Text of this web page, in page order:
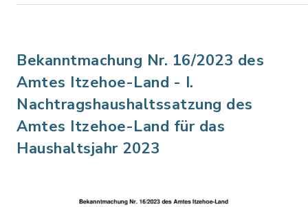
Bekanntmachung Nr. 16/2023 des
Amtes Itzehoe-Land - I.
Nachtragshaushaltssatzung des
Amtes Itzehoe-Land für das
Haushaltsjahr 2023